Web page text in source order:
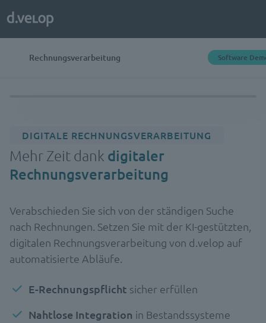
Rechnungsverarbeitung Software
DIGITALE RECHNUNGSVERARBEITUNG
Mehr Zeit dank digitaler
Rechnungsverarbeitung
Verabschieden Sie sich von der ständigen Suche
nach Rechnungen. Setzen Sie mit der KI-gestützten,
digitalen Rechnungsverarbeitung von d.velop auf
automatisierte Abläufe.
E-Rechnungspflicht sicher erfüllen
Nahtlose Integration in Bestandssysteme